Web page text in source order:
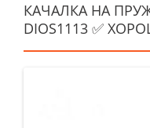
КАЧАЛКА НА
DIOS1113 ✅